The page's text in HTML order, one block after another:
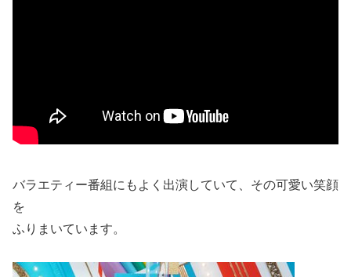
バラエティー番組にもよく出演していて、その可愛い笑顔
を
ふりまいています。